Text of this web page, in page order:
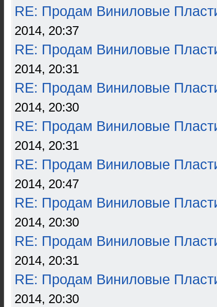
RE: Продам Виниловые
2014, 20:37
RE: Продам Виниловые
2014, 20:31
RE: Продам Виниловые
2014, 20:30
RE: Продам Виниловые
2014, 20:31
RE: Продам Виниловые
2014, 20:47
RE: Продам Виниловые
2014, 20:30
RE: Продам Виниловые
2014, 20:31
RE: Продам Виниловые
2014, 20:30